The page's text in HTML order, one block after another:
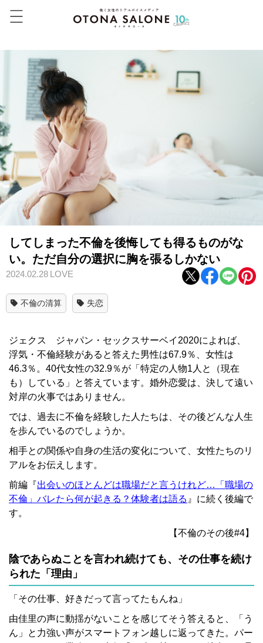
してしまった不倫を後悔しても得るものがな
い。ただ自分の選択に胸を張るしかない
2024.02.28 LOVE
不倫の清算 失恋
ジェクス ジャパン・セックスサーベイ2020によれば、
浮気・不倫経験があると答えた男性は67.9％、女性は
46.3％。40代女性の32.9％が「特定の人物1人と（現在
も）している」と答えています。婚外恋愛は、決して遠い
対岸の火事ではありません。
では、過去に不倫を経験した人たちは、その後どんな人生
を歩んでいるのでしょうか。
相手との関係や自身の生活の変化について、女性たちのリ
アルをお伝えします。
前編『出会いのほとんどは職場だと言うけれど…「職場の
不倫」バレたら何が起きる？体験者は語る 』に続く後編で
す。
【不倫のその後#4】
陰であらぬことを言われ続けても、その仕事を続け
られた「理由」
「その仕事、好きだって言ってたもんね」
由佳里の声に動揺がないことを感じてそう答えると、「う
ん」と力強い声がスマートフォン越しに返ってきた。パー